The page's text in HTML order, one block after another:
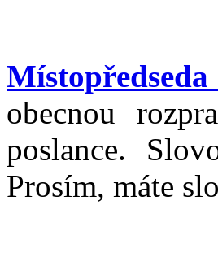
obecnou
poslance.
Prosím, máte